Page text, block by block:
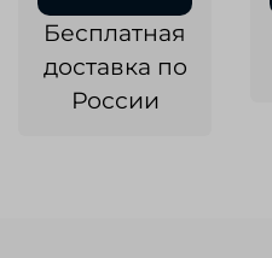
Бесплатная
доставка по
России